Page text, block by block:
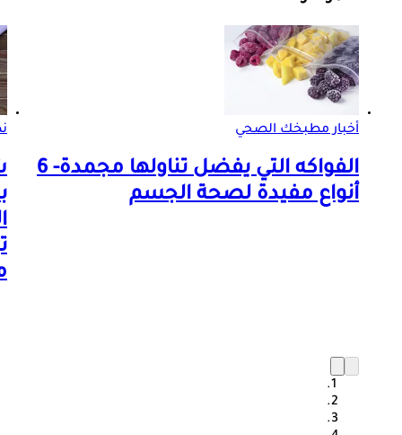
أخبار مطبخك الصحي
الفواكه التي يفضل تناولها مجمدة- 6
أنواع مفيدة لصحة الجسم